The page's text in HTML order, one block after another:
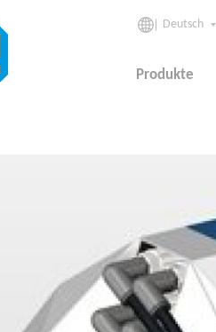
Deutsch
Produkte